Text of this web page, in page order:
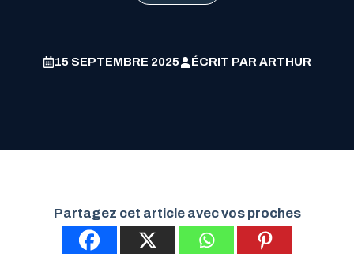
15 SEPTEMBRE 2025 ÉCRIT PAR ARTHUR
Partagez cet article avec vos proches